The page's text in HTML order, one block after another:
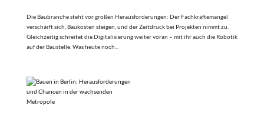
Die Baubranche steht vor großen Herausforderungen: Der Fachkräftemangel
verschärft sich, Baukosten steigen, und der Zeitdruck bei Projekten nimmt zu.
Gleichzeitig schreitet die Digitalisierung weiter voran – mit ihr auch die Robotik
auf der Baustelle. Was heute noch...